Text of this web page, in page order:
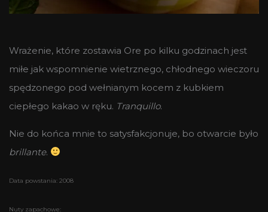
Wrażenie, które zostawia Ore po kilku godzinach jest
miłe jak wspomnienie wietrznego, chłodnego wieczoru
spędzonego pod wełnianym kocem z kubkiem
ciepłego kakao w ręku. Tranquillo.
Nie do końca mnie to satysfakcjonuje, bo otwarcie było
brillante.
Data powstania: 2008
Nuty zapachowe: